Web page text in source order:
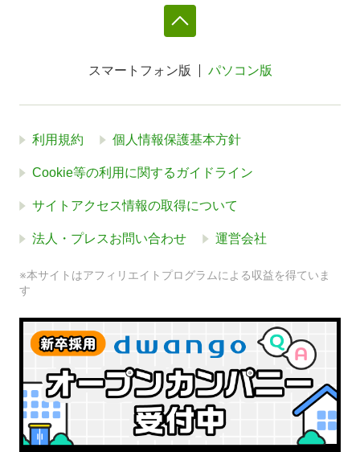
スマートフォン版 パソコン版
利用規約 個人情報保護基本方針
Cookie等の利用に関するガイドライン
サイトアクセス情報の取得について
法人・プレスお問い合わせ 運営会社
※本サイトはアフィリエイトプログラムによる収益を得ていま
す